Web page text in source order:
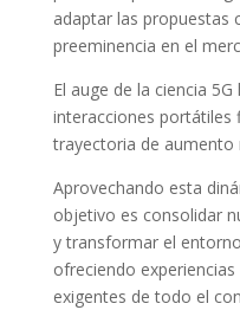
adaptar las propuestas
preeminencia en el
El auge de la ciencia
interacciones portátiles
trayectoria de aumento
Aprovechando esta
objetivo es consolidar
y transformar el
ofreciendo
exigentes de todo el